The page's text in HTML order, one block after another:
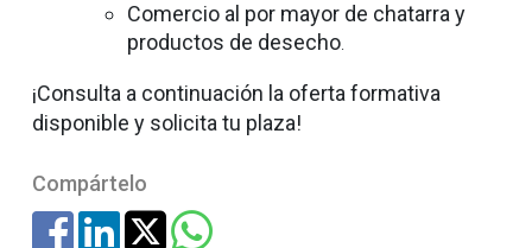
Comercio al por mayor de chatarra y
productos de desecho.
¡Consulta a continuación la oferta formativa
disponible y solicita tu plaza!
Compártelo